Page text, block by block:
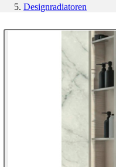
Designradiatoren